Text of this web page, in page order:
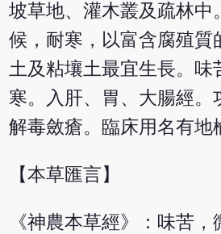
坡草地、灌木叢及疏林中
候，耐寒，以富含腐殖質
土及粘壤土最宜生長。味
寒。入肝、胃、大腸經。
解毒斂瘡。臨床用名有地
【本草匯言】
《神農本草經》：味苦